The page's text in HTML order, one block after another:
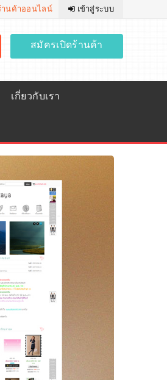
านค้าออนไลน์ เข้าสู่ระบบ
สมัครเปิดร้านค้า
เกี่ยวกับเรา